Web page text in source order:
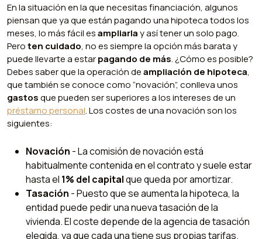
En la situación en la que necesitas financiación, algunos
piensan que ya que están pagando una hipoteca todos los
meses, lo más fácil esampliarlay así tener un solo pago.
Peroten cuidado, no es siempre la opción más barata y
puede llevarte a estarpagando de más. ¿Cómo es posible?
Debes saber que la operación deampliación de hipoteca,
que también se conoce como “novación”, conlleva unos
gastosque pueden ser superiores a los intereses de un
préstamo personal. Los costes de una novación son los
siguientes:
Novación - La comisión de novación está
habitualmente contenida en el contrato y suele estar
hasta el 1% del capitalque queda por amortizar.
Tasación - Puesto que se aumenta la hipoteca, la
entidad puede pedir una nueva tasación de la
vivienda. El coste depende de la agencia de tasación
elegida, ya que cada una tiene sus propias tarifas.